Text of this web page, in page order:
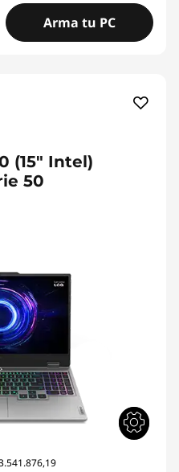
Arma tu PC
(15" Intel)
50